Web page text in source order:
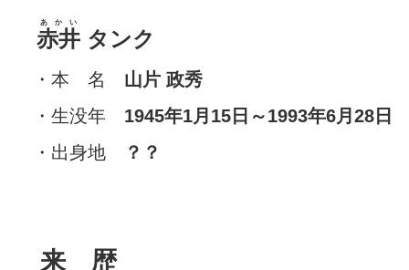
赤井
あかい
タンク
・本 名 山片 政秀
・生没年 1945年1月15日～1993年6月28日
・出身地
？？
来 歴